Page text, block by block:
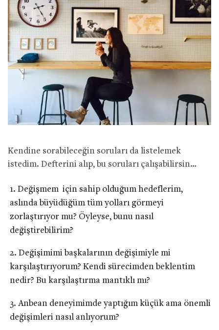
Kendine sorabileceğin soruları da listelemek
istedim. Defterini alıp, bu soruları çalışabilirsin…
Değişmem için sahip olduğum hedeflerim,
aslında büyüdüğüm tüm yolları görmeyi
zorlaştırıyor mu? Öyleyse, bunu nasıl
değiştirebilirim?
Değişimimi başkalarının değişimiyle mi
karşılaştırıyorum? Kendi sürecimden beklentim
nedir? Bu karşılaştırma mantıklı mı?
Anbean deneyimimde yaptığım küçük ama önemli
değişimleri nasıl anlıyorum?